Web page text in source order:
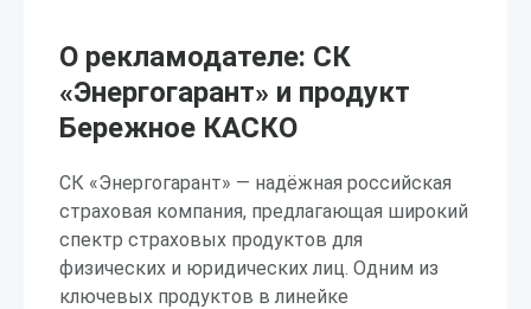
О рекламодателе: СК
«Энергогарант» и продукт
Бережное КАСКО
СК «Энергогарант» — надёжная российская
страховая компания, предлагающая широкий
спектр страховых продуктов для
физических и юридических лиц. Одним из
ключевых продуктов в линейке